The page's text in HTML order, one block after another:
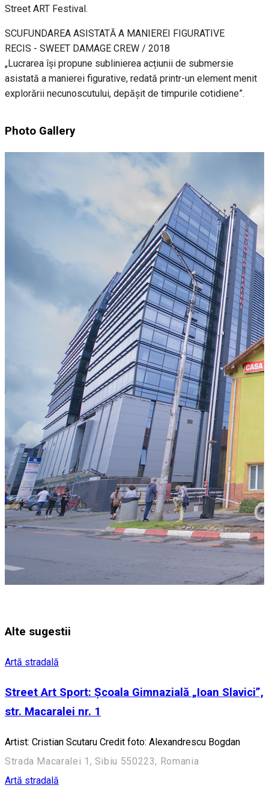
Street ART Festival.
SCUFUNDAREA ASISTATĂ A MANIEREI FIGURATIVE
RECIS - SWEET DAMAGE CREW / 2018
„Lucrarea își propune sublinierea acțiunii de submersie
asistată a manierei figurative, redată printr-un element menit
explorării necunoscutului, depășit de timpurile cotidiene”.
Photo Gallery
Alte sugestii
Artă stradală
Street Art Sport: Școala Gimnazială „Ioan Slavici”,
str. Macaralei nr. 1
Artist: Cristian Scutaru Credit foto: Alexandrescu Bogdan
Strada Macaralei 1, Sibiu 550223, Romania
Artă stradală